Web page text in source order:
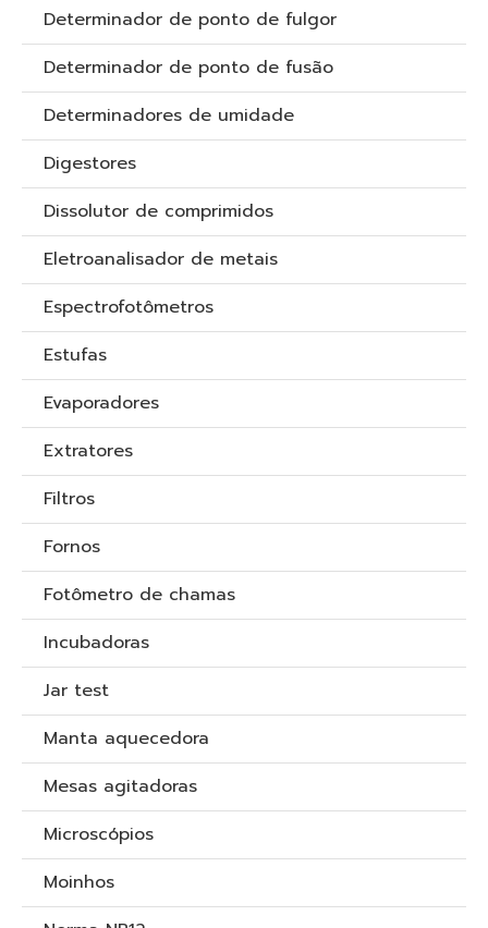
Determinador de ponto de fulgor
Determinador de ponto de fusão
Determinadores de umidade
Digestores
Dissolutor de comprimidos
Eletroanalisador de metais
Espectrofotômetros
Estufas
Evaporadores
Extratores
Filtros
Fornos
Fotômetro de chamas
Incubadoras
Jar test
Manta aquecedora
Mesas agitadoras
Microscópios
Moinhos